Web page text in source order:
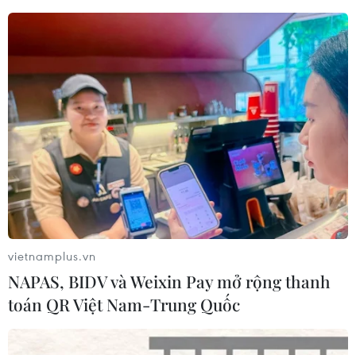
vietnamplus.vn
NAPAS, BIDV và Weixin Pay mở rộng thanh
toán QR Việt Nam-Trung Quốc